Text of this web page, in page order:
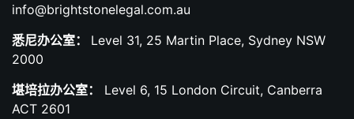
info@brightstonelegal.com.au
悉尼办公室： Level 31, 25 Martin Place, Sydney NSW
2000
堪培拉办公室：
Level 6, 15 London Circuit, Canberra
ACT 2601